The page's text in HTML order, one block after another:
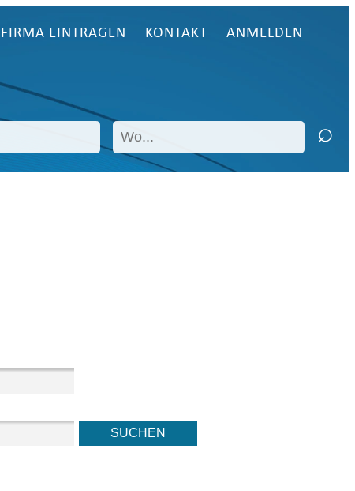
FIRMA EINTRAGEN KONTAKT ANMELDEN